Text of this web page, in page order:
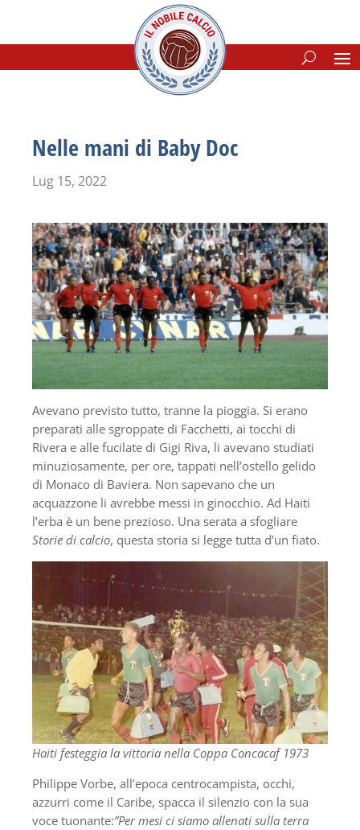
Nelle mani di Baby Doc
Lug 15, 2022
Avevano previsto tutto, tranne la pioggia. Si erano
preparati alle sgroppate di Facchetti, ai tocchi di
Rivera e alle fucilate di Gigi Riva, li avevano studiati
minuziosamente, per ore, tappati nell’ostello gelido
di Monaco di Baviera. Non sapevano che un
acquazzone li avrebbe messi in ginocchio. Ad Haiti
l’erba è un bene prezioso. Una serata a sfogliare
Storie di calcio, questa storia si legge tutta d’un fiato.
Haiti festeggia la vittoria nella Coppa Concacaf 1973
Philippe Vorbe, all’epoca centrocampista, occhi,
azzurri come il Caribe, spacca il silenzio con la sua
voce tuonante:”Per mesi ci siamo allenati sulla terra